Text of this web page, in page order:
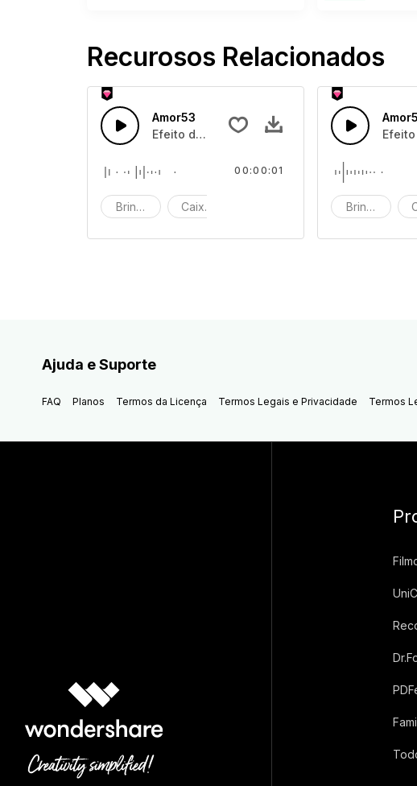
Recurosos Relacionados
Amor53
Efeito de som de caixa de brinquedos
Brinquedo Caixa de brinquedos
00:00:01
Brinquedo
Ajuda e Suporte
FAQ Planos Termos da Licença Termos Legais e Privacidade Termos